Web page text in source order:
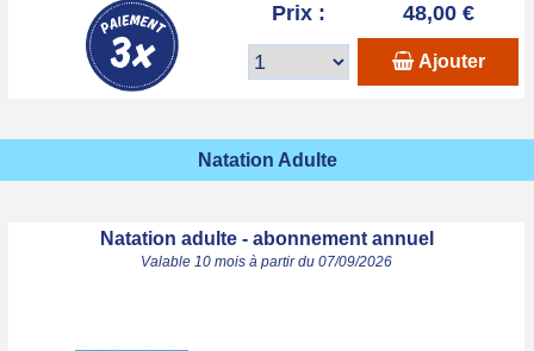
Prix : 48,00 €
Ajouter
Natation Adulte
Natation adulte - abonnement annuel
Valable 10 mois à partir du 07/09/2026